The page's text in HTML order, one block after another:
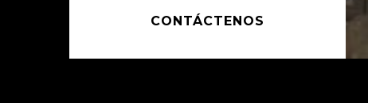
CONTÁCTENOS